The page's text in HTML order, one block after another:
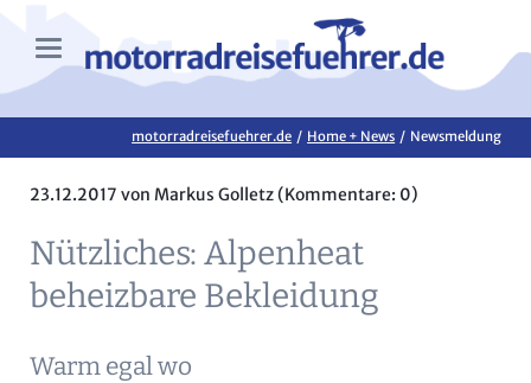
motorradreisefuehrer.de Home + News Newsmeldung
23.12.2017 von Markus Golletz (Kommentare: 0)
Nützliches: Alpenheat
beheizbare Bekleidung
Warm egal wo